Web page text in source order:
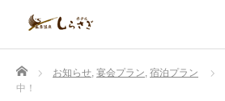
Home お知らせ, 宴会プラン, 宿泊プラン
中！